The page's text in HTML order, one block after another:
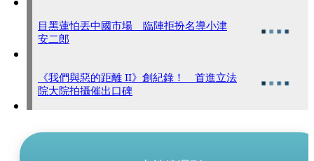
目黑蓮怕丟中國市場 臨陣拒扮名導小津
安二郎
《我們與惡的距離 II》創紀錄！ 首進立法
院大院拍攝催出口碑